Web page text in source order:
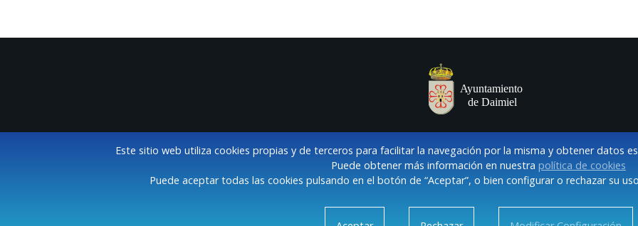
Este sitio web utiliza cookies propias y de terceros para facilitar la navegación por la misma y obtener datos
Puede obtener más información en nuestra política de cookies
Puede aceptar todas las cookies pulsando en el botón de “Aceptar”, o bien configurar o rechazar su